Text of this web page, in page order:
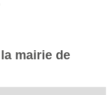
mairie de